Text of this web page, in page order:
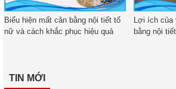
Biểu hiện mất cân bằng nội tiết tố
nữ và cách khắc phục hiệu quả
Lợi ích của
bằng nội
TIN MỚI